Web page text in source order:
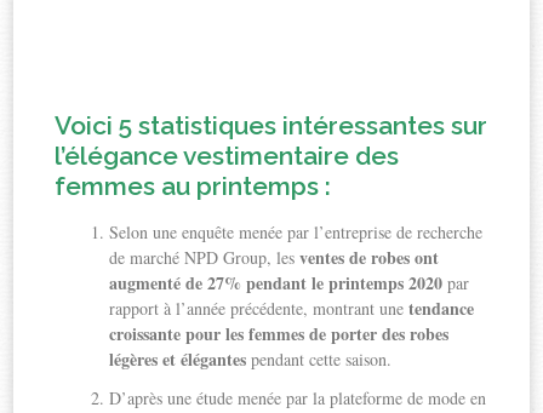
Voici 5 statistiques intéressantes sur
l’élégance vestimentaire des
femmes au printemps :
Selon une enquête menée par l’entreprise de recherche
de marché NPD Group, les ventes de robes ont
augmenté de 27% pendant le printemps 2020 par
rapport à l’année précédente, montrant unetendance
croissante pour les femmes de porter des robes
légères et élégantes pendant cette saison.
D’après une étude menée par la plateforme de mode en